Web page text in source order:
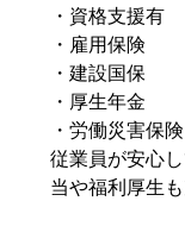
・資格支援有
・雇用保険
・建設国保
・厚生年金
・労働災害保険
従業員が安心
当や福利厚生